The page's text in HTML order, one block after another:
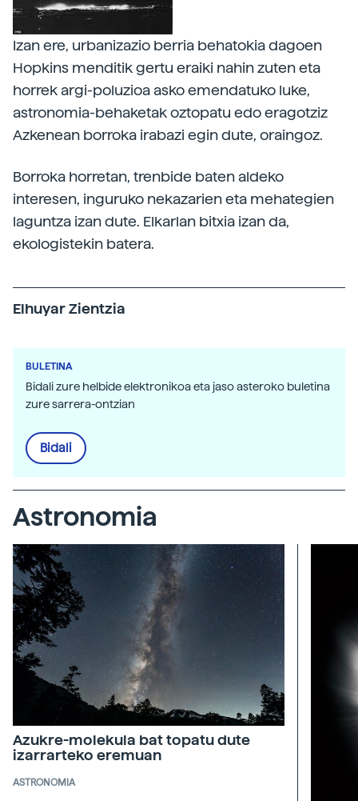
Izan ere, urbanizazio berria behatokia dagoen
Hopkins menditik gertu eraiki nahin zuten eta
horrek argi-poluzioa asko emendatuko luke,
astronomia-behaketak oztopatu edo eragotziz
Azkenean borroka irabazi egin dute, oraingoz.
Borroka horretan, trenbide baten aldeko
interesen, inguruko nekazarien eta mehategien
laguntza izan dute. Elkarlan bitxia izan da,
ekologistekin batera.
Elhuyar Zientzia
BULETINA
Bidali zure helbide elektronikoa eta jaso asteroko buletina
zure sarrera-ontzian
Bidali
Astronomia
Azukre-molekula bat topatu dute
izarrarteko eremuan
ASTRONOMIA